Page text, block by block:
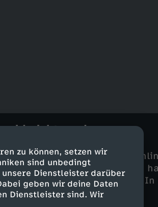
zu können, setzen wir
sind unbedingt
Dienstleister darüber
geben wir deine Daten
Dienstleister sind. Wir
nicht ready...
neuer YouTube-Deepdive
abgetaucht und
Deutschland angeguckt. In
Dalia, Karim Jamael, Lea